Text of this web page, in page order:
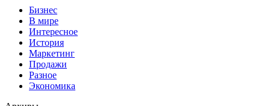
Бизнес
В мире
Интересное
История
Маркетинг
Продажи
Разное
Экономика